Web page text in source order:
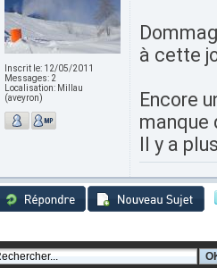
Inscrit le: 12/05/2011
Messages: 2
Localisation: Millau
(aveyron)
à cette
Encore
manque
Il y a